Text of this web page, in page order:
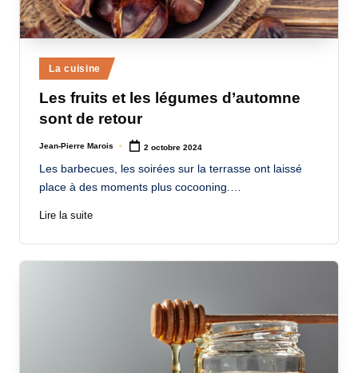
Posted
in
La cuisine
Les fruits et les légumes d’automne
sont de retour
Posted
Jean-Pierre Marois 2 octobre 2024
Les barbecues, les soirées sur la terrasse ont laissé
place à des moments plus cocooning.…
Lire la suite